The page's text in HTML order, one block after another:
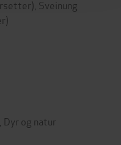
Sveinung
Dyr og natur